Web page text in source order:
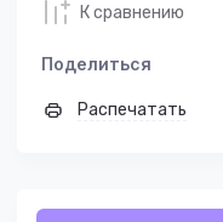
К сравнению
Поделиться
Распечатать